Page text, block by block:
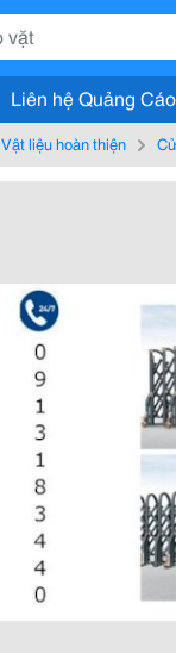
Liên hệ Quảng
Vật liệu hoàn thiện